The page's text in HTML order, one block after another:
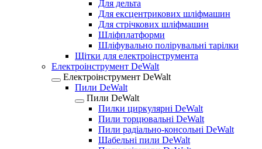
Для дельта
Для ексцентрикових шліфмашин
Для стрічкових шліфмашин
Шліфплатформи
Шліфувально полірувальні тарілки
Щітки для електроінструмента
Електроінструмент DeWalt
Електроінструмент DeWalt
Пили DeWalt
Пили DeWalt
Пилки циркулярні DeWalt
Пили торцювальні DeWalt
Пили радіально-консольні DeWalt
Шабельні пили DeWalt